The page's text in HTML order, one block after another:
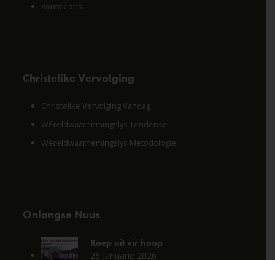
Kontak ons
Christelike Vervolging
Christelike Vervolging Vandag
Wêreldwaarnemingslys Tendense
Wêreldwaarnemingslys Metodologie
Onlangse Nuus
Roep uit vir hoop
26 Januarie 2026